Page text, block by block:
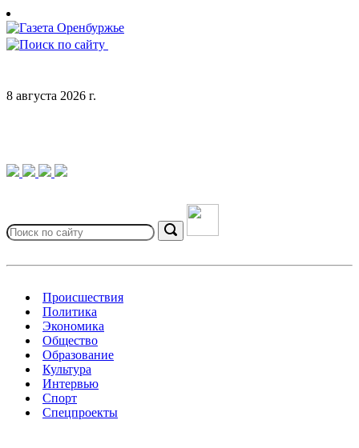
Skip
to
content
8 августа 2026 г.
for:
Search
Происшествия
Политика
Экономика
Общество
Образование
Культура
Интервью
Спорт
Спецпроекты